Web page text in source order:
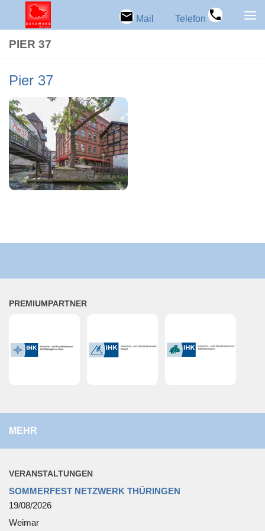
Zum Inhalt springen Mail Telefon
PIER 37
Pier 37
PRE­MI­UM­PART­NER
MEHR
VER­AN­STAL­TUN­GEN
SOMMERFEST NETZWERK THÜRINGEN
19/08/2026
Weimar